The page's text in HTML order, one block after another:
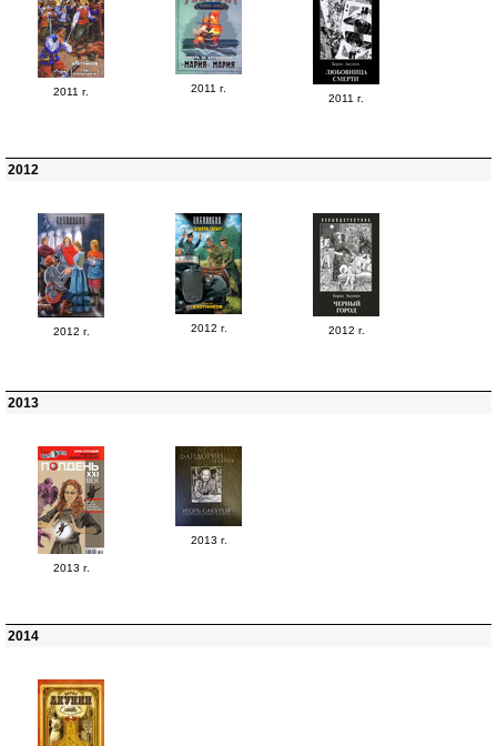
2011 г.
2011 г.
2011 г.
2012
2012 г. 2012 г. 2012 г.
2013
2013 г.
2013 г.
2014